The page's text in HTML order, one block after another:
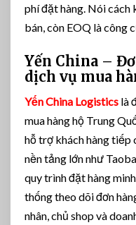
phí đặt hàng. Nói cách
bán, còn EOQ là công
Yến China –
dịch vụ mua
Yến China Logistics là
mua hàng hộ Trung
hỗ trợ khách hàng tiếp
nền tảng lớn như
quy trình đặt hàng
thống theo dõi đơn
nhân, chủ shop và